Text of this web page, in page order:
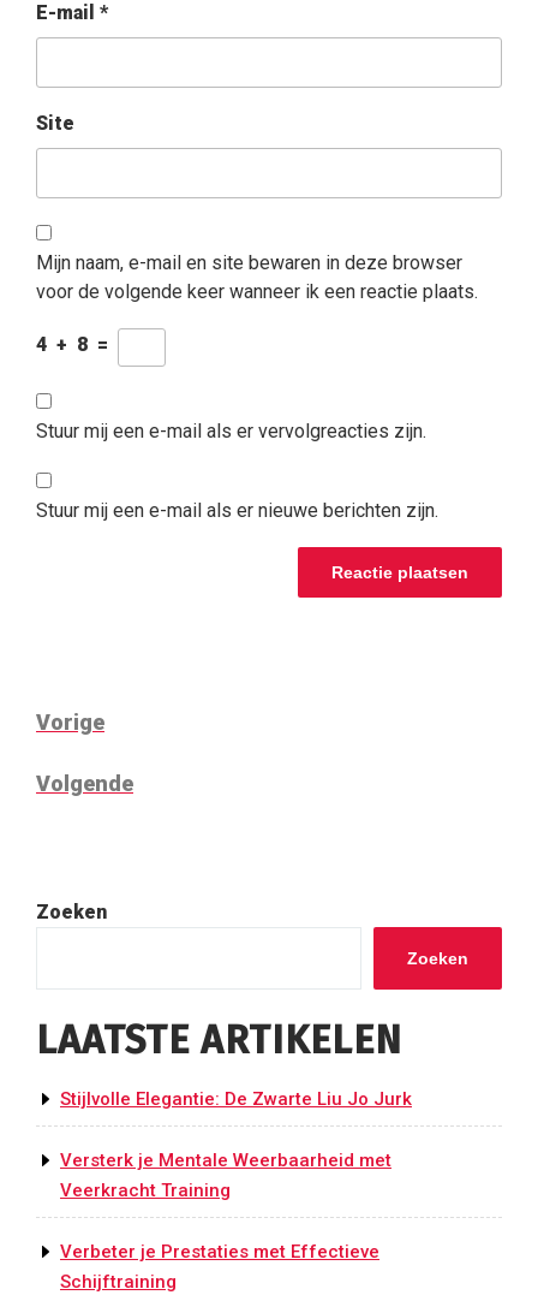
E-mail *
Site
Mijn naam, e-mail en site bewaren in deze browser
voor de volgende keer wanneer ik een reactie plaats.
4 + 8 =
Stuur mij een e-mail als er vervolgreacties zijn.
Stuur mij een e-mail als er nieuwe berichten zijn.
BERICHTNAVIGATIE
Vorig
Vorige
Volgend
Volgende
Zoeken
Zoeken
LAATSTE ARTIKELEN
Stijlvolle Elegantie: De Zwarte Liu Jo Jurk
Versterk je Mentale Weerbaarheid met
Veerkracht Training
Verbeter je Prestaties met Effectieve
Schijftraining